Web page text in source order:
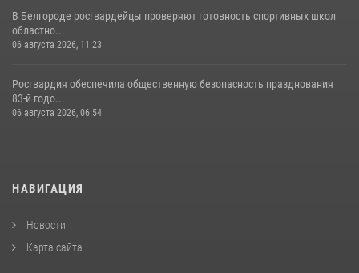
В Белгороде росгвардейцы проверяют готовность спортивных школ
областно...
06 августа 2026, 11:23
Росгвардия обеспечила общественную безопасность празднования
83-й годо...
06 августа 2026, 06:54
НАВИГАЦИЯ
Новости
Карта сайта